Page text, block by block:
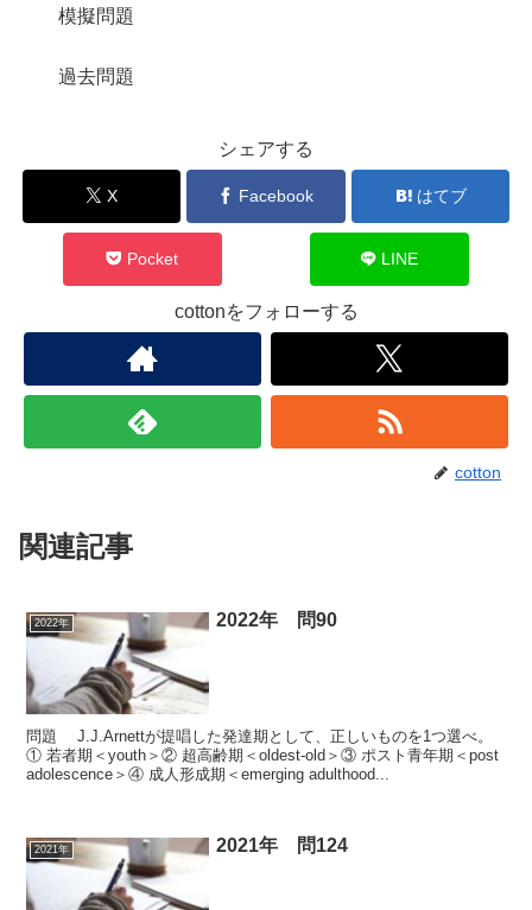
模擬問題
過去問題
シェアする
X Facebook はてブ
Pocket LINE
cottonをフォローする
cotton
関連記事
2022年 2022年 問90
問題 J.J.Arnettが提唱した発達期として、正しいものを1つ選べ。
① 若者期＜youth＞② 超高齢期＜oldest-old＞③ ポスト青年期＜post
adolescence＞④ 成人形成期＜emerging adulthood...
2021年 2021年 問124